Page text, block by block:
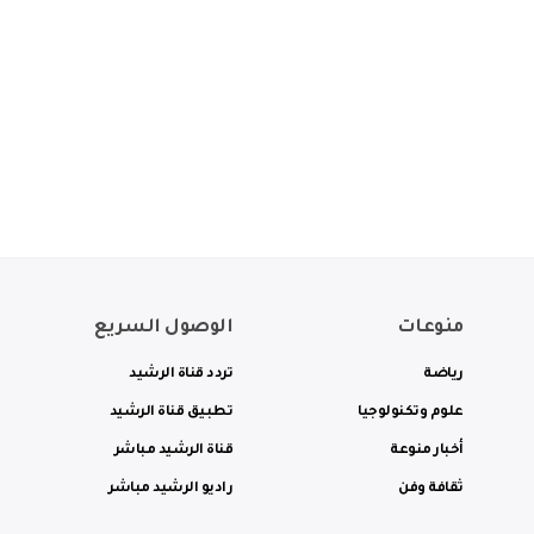
منوعات
رياضة
علوم وتكنولوجيا
أخبار منوعة
ثقافة وفن
الوصول السريع
تردد قناة الرشيد
تطبيق قناة الرشيد
قناة الرشيد مباشر
راديو الرشيد مباشر